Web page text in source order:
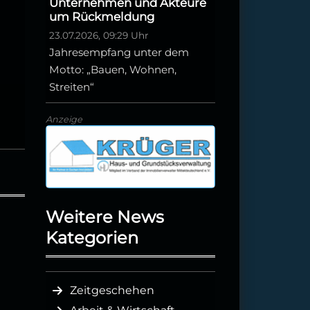
um Rückmeldung
23.07.2026, 09:29 Uhr
Jahresempfang unter dem
Motto: „Bauen, Wohnen,
Streiten“
Anzeige
Weitere News
Kategorien
Zeitgeschehen